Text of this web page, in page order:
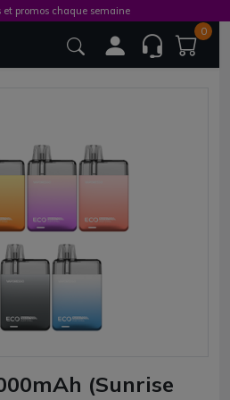
0
(Sunrise
et promos chaque semaine